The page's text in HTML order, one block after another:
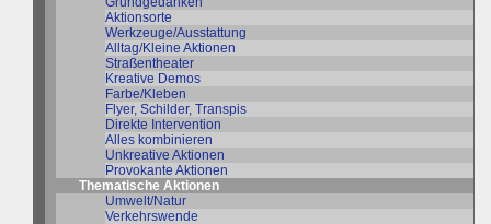
Aktionsorte
Werkzeuge/Ausstattung
Alltag/Kleine Aktionen
Straßentheater
Kreative Demos
Farbe/Kleben
Flyer, Schilder, Transpis
Direkte Intervention
Alles kombinieren
Unkreative Aktionen
Provokante Aktionen
Thematische Aktionen
Umwelt/Natur
Verkehrswende